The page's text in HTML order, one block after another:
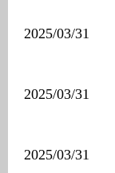
2025/03/31
2025/03/31
2025/03/31